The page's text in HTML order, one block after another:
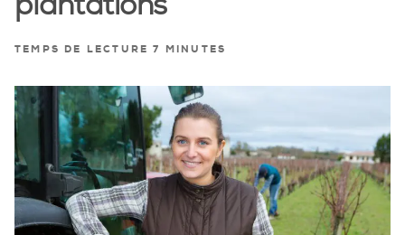
TEMPS DE LECTURE 7 MINUTES